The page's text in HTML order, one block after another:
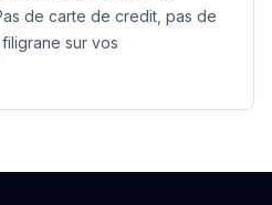
de carte de credit, pas de
sur vos